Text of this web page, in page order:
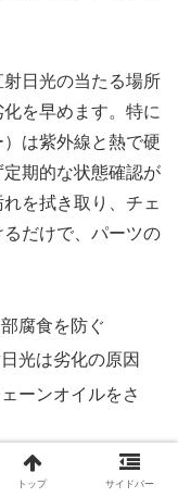
日光の当たる場所
を早めます。特に
は紫外線と熱で硬
期的な状態確認が
を拭き取り、チェ
だけで、パーツの
腐食を防ぐ
光は劣化の原因
ーンオイルをさ
ーツは定期的に
トップ サイドバー